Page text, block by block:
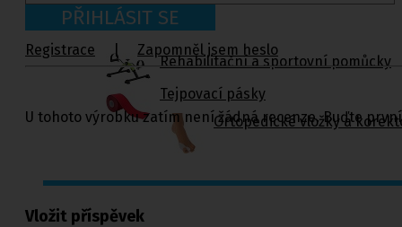
Rehabilitační a sportovní pomůcky
Tejpovací pásky
Ortopedické vložky a
hygiena, Dětské
PŘIHLÁSIT SE
Registrace | Zapomněl jsem heslo
U tohoto výrobku zatím není žádná recenze. Buďte
Vložit příspěvek